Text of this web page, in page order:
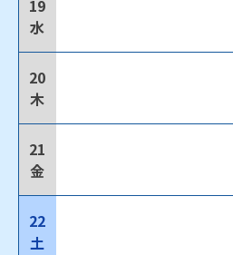
19
水
20
木
21
金
22
土